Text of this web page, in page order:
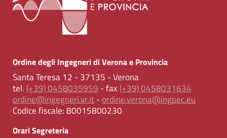
Ordine degli Ingegneri di Verona e Provincia
Santa Teresa 12 - 37135 - Verona
tel. (+39) 0458035959 - fax (+39) 0458031634
ordine@ingegneri.vr.it-ordine.verona@ingpec.eu
Codice fiscale:80015800230
Orari Segreteria